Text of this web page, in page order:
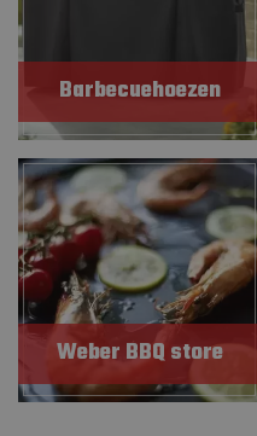
Barbecuehoezen
Weber BBQ store